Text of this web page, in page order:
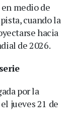
medio de
cuando la
hacia
de 2026.
por la
jueves 21 de